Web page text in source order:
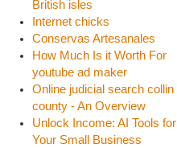
British isles
Internet chicks
Conservas Artesanales
How Much Is it Worth For
youtube ad maker
Online judicial search collin
county - An Overview
Unlock Income: AI Tools for
Your Small Business